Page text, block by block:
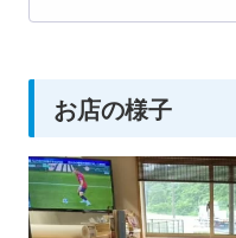
お店の様子